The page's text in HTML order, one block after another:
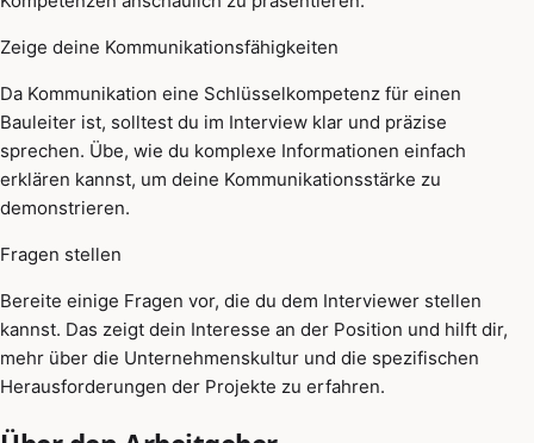
Zeige deine Kommunikationsfähigkeiten
Da Kommunikation eine Schlüsselkompetenz für einen
Bauleiter ist, solltest du im Interview klar und präzise
sprechen. Übe, wie du komplexe Informationen einfach
erklären kannst, um deine Kommunikationsstärke zu
demonstrieren.
Fragen stellen
Bereite einige Fragen vor, die du dem Interviewer stellen
kannst. Das zeigt dein Interesse an der Position und hilft dir,
mehr über die Unternehmenskultur und die spezifischen
Herausforderungen der Projekte zu erfahren.